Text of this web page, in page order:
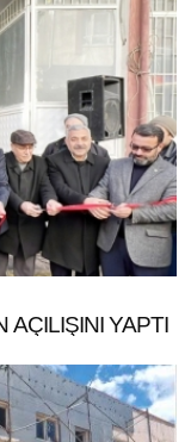
AÇILIŞINI YAPTI